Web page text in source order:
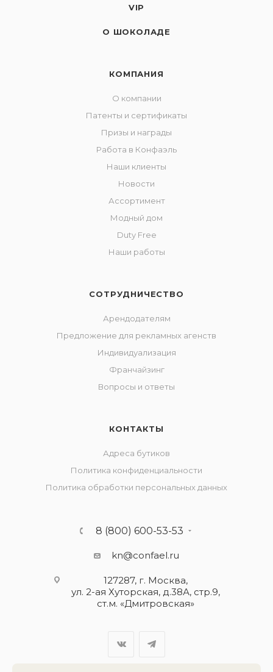
VIP
О ШОКОЛАДЕ
КОМПАНИЯ
О компании
Патенты и сертификаты
Призы и награды
Работа в Конфаэль
Наши клиенты
Новости
Ассортимент
Модный дом
Duty Free
Наши работы
СОТРУДНИЧЕСТВО
Арендодателям
Предложение для рекламных агенств
Индивидуализация
Франчайзинг
Вопросы и ответы
КОНТАКТЫ
Адреса бутиков
Политика конфиденциальности
Политика обработки персональных данных
8 (800) 600-53-53
kn@confael.ru
127287, г. Москва,
ул. 2-ая Хуторская, д.38А, стр.9,
ст.м. «Дмитровская»